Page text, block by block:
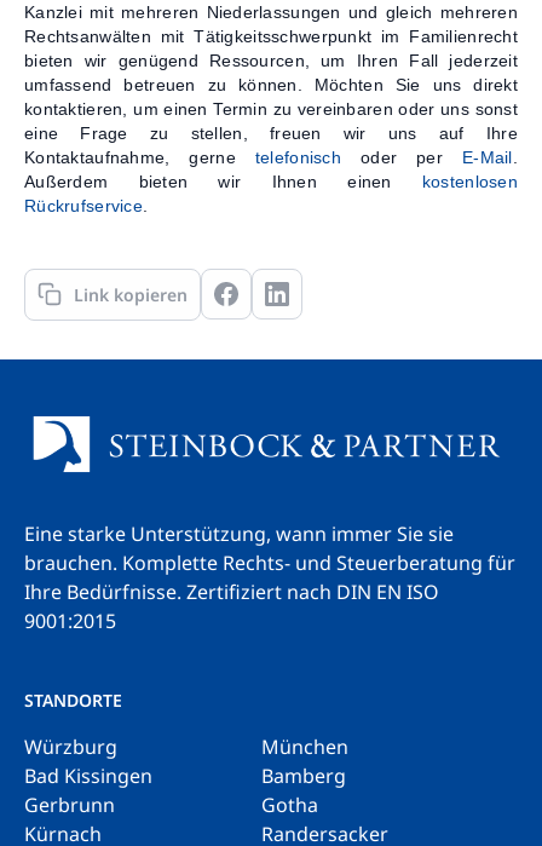
Kanzlei mit mehreren Niederlassungen und gleich mehreren
Rechtsanwälten mit Tätigkeitsschwerpunkt im Familienrecht
bieten wir genügend Ressourcen, um Ihren Fall jederzeit
umfassend betreuen zu können. Möchten Sie uns direkt
kontaktieren, um einen Termin zu vereinbaren oder uns sonst
eine Frage zu stellen, freuen wir uns auf Ihre
Kontaktaufnahme, gerne telefonisch oder per E-Mail
Außerdem bieten wir Ihnen einen kostenlosen
Rückrufservice.
Link kopieren
Eine starke Unterstützung, wann immer Sie sie
brauchen. Komplette Rechts- und Steuerberatung für
Ihre Bedürfnisse. Zertifiziert nach DIN EN ISO
9001:2015
STANDORTE
Würzburg
München
Bad Kissingen
Bamberg
Gerbrunn
Gotha
Kürnach
Randersacker